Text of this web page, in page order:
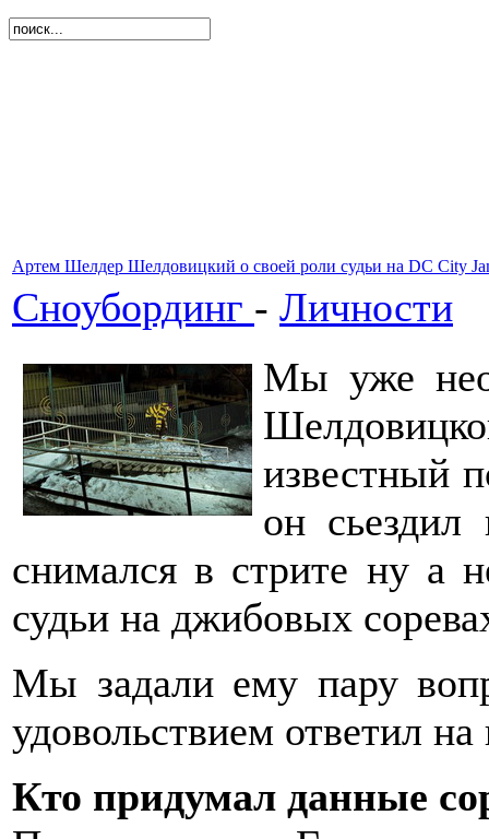
Артем Шелдер Шелдовицкий о своей роли судьи на DC City
Сноубординг - Личности
Мы уже
известный
он
снимался в стрите ну а
судьи на джибовых
Мы задали ему пару
удовольствием ответил на
Кто придумал данные